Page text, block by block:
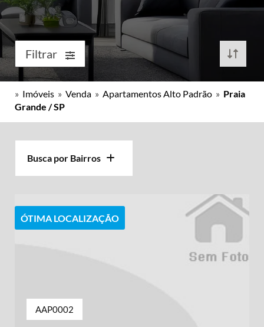
Filtrar
» Imóveis » Venda » Apartamentos Alto Padrão » Praia
Grande / SP
Busca por Bairros
ÓTIMA LOCALIZAÇÃO
AAP0002